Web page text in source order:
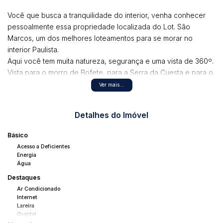
Você que busca a tranquilidade do interior, venha conhecer
pessoalmente essa propriedade localizada do Lot. São
Marcos, um dos melhores loteamentos para se morar no
interior Paulista.
Aqui você tem muita natureza, segurança e uma vista de 360º.
Vista para o morro de Bofete, para a Serra da Cuesta e para o
famoso Gigante Adormecido.
3.4km do perímetro urbano;
Descrição do imóvel:
Casa principal (aprox.350m²)
Casa Avaradada
4 dormitórios amplos (sendo 2 suítes);
Banheiro social;
Sala de estar com lareira ;
Ver mais...
Detalhes do Imóvel
Básico
Acesso a Deficientes
Energia
Água
Destaques
Ar Condicionado
Internet
Lareira
Quintal